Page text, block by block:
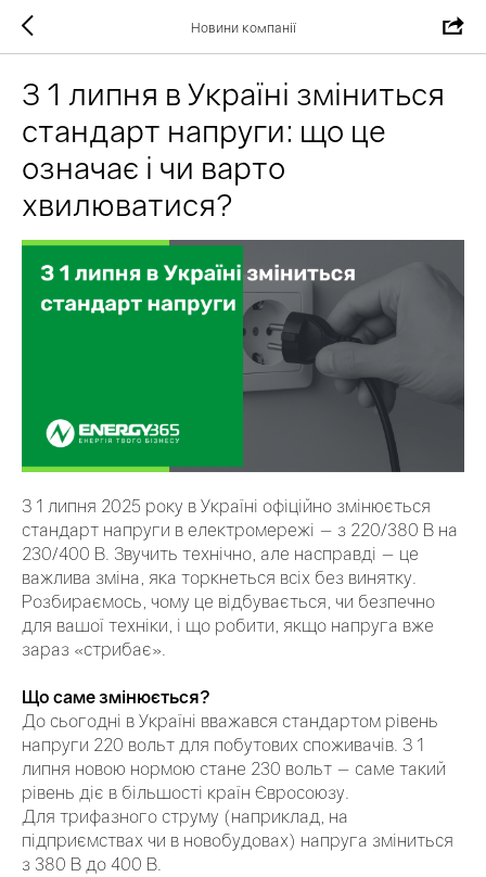
Новини компанії
З 1 липня в Україні зміниться
стандарт напруги: що це
означає і чи варто
хвилюватися?
З 1 липня 2025 року в Україні офіційно змінюється
стандарт напруги в електромережі — з 220/380 В на
230/400 В. Звучить технічно, але насправді — це
важлива зміна, яка торкнеться всіх без винятку.
Розбираємось, чому це відбувається, чи безпечно
для вашої техніки, і що робити, якщо напруга вже
зараз «стрибає».
Що саме змінюється?
До сьогодні в Україні вважався стандартом рівень
напруги 220 вольт для побутових споживачів. З 1
липня новою нормою стане 230 вольт — саме такий
рівень діє в більшості країн Євросоюзу.
Для трифазного струму (наприклад, на
підприємствах чи в новобудовах) напруга зміниться
з 380 В до 400 В.